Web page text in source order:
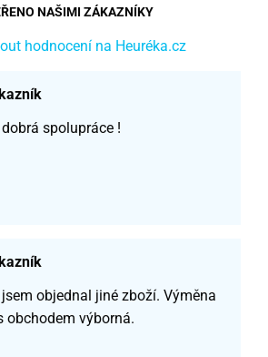
NAŠIMI ZÁKAZNÍKY
hodnocení na Heuréka.cz
spolupráce !
objednal jiné zboží. Výměna
obchodem výborná.